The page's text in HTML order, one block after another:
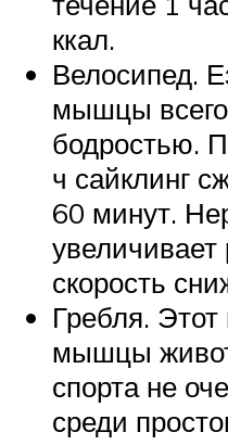
ккал.
Велосипед.
мышцы всего
бодростью.
ч сайклинг
60 минут.
увеличивает
скорость
Гребля. Этот
мышцы
спорта не
среди